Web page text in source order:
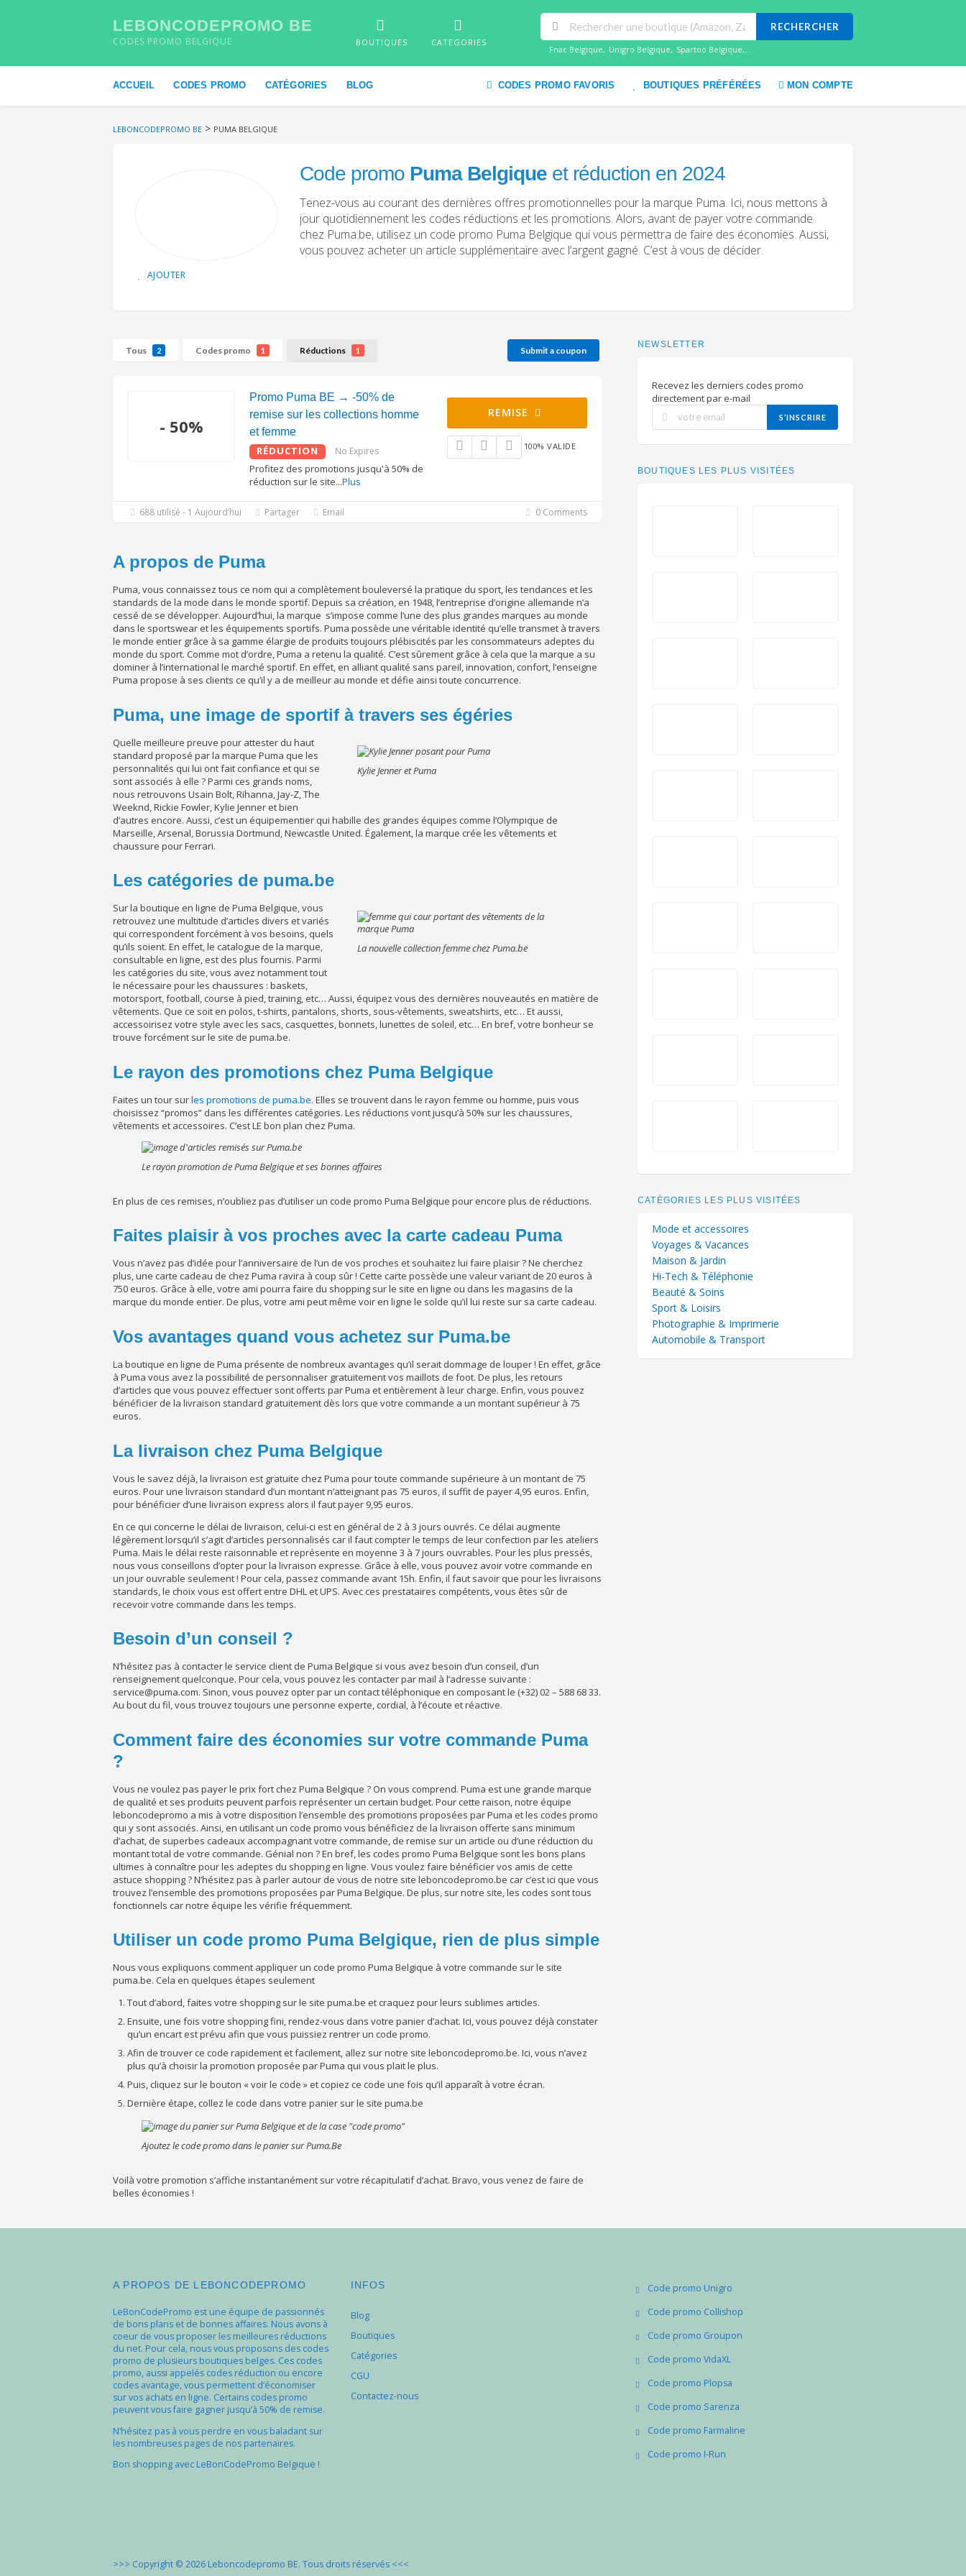
LEBONCODEPROMO BE
CODES PROMO BELGIQUE BOUTIQUES CATEGORIES
RECHERCHER
Fnac Belgique, Unigro Belgique, Spartoo Belgique,...
ACCUEIL CODES PROMO CATÉGORIES BLOG CODES PROMO FAVORIS BOUTIQUES PRÉFÉRÉES MON COMPTE
LEBONCODEPROMO BE > PUMA BELGIQUE
AJOUTER
Code promo Puma Belgique et réduction en 2024
Tenez-vous au courant des dernières offres promotionnelles pour la marque Puma. Ici, nous mettons à
jour quotidiennement les codes réductions et les promotions. Alors, avant de payer votre commande
chez Puma.be, utilisez un code promo Puma Belgique qui vous permettra de faire des économies. Aussi,
vous pouvez acheter un article supplémentaire avec l’argent gagné. C’est à vous de décider.
Tous 2 Codes promo 1 Réductions 1 Submit a coupon
- 50%
Promo Puma BE → -50% de
remise sur les collections homme
et femme
RÉDUCTION No Expires
Profitez des promotions jusqu'à 50% de
réduction sur le site...Plus
REMISE
100% VALIDE
688 utilisé - 1 Aujourd’hui Partager Email 0 Comments
A propos de Puma
Puma, vous connaissez tous ce nom qui a complètement bouleversé la pratique du sport, les tendances et les
standards de la mode dans le monde sportif. Depuis sa création, en 1948, l’entreprise d’origine allemande n’a
cessé de se développer. Aujourd’hui, la marque s’impose comme l’une des plus grandes marques au monde
dans le sportswear et les équipements sportifs. Puma possède une véritable identité qu’elle transmet à travers
le monde entier grâce à sa gamme élargie de produits toujours plébiscités par les consommateurs adeptes du
monde du sport. Comme mot d’ordre, Puma a retenu la qualité. C’est sûrement grâce à cela que la marque a su
dominer à l’international le marché sportif. En effet, en alliant qualité sans pareil, innovation, confort, l’enseigne
Puma propose à ses clients ce qu’il y a de meilleur au monde et défie ainsi toute concurrence.
Puma, une image de sportif à travers ses égéries
Kylie Jenner et Puma
Quelle meilleure preuve pour attester du haut
standard proposé par la marque Puma que les
personnalités qui lui ont fait confiance et qui se
sont associés à elle ? Parmi ces grands noms,
nous retrouvons Usain Bolt, Rihanna, Jay-Z, The
Weeknd, Rickie Fowler, Kylie Jenner et bien
d’autres encore. Aussi, c’est un équipementier qui habille des grandes équipes comme l’Olympique de
Marseille, Arsenal, Borussia Dortmund, Newcastle United. Également, la marque crée les vêtements et
chaussure pour Ferrari.
Les catégories de puma.be
La nouvelle collection femme chez Puma.be
Sur la boutique en ligne de Puma Belgique, vous
retrouvez une multitude d’articles divers et variés
qui correspondent forcément à vos besoins, quels
qu’ils soient. En effet, le catalogue de la marque,
consultable en ligne, est des plus fournis. Parmi
les catégories du site, vous avez notamment tout
le nécessaire pour les chaussures : baskets,
motorsport, football, course à pied, training, etc… Aussi, équipez vous des dernières nouveautés en matière de
vêtements. Que ce soit en polos, t-shirts, pantalons, shorts, sous-vêtements, sweatshirts, etc… Et aussi,
accessoirisez votre style avec les sacs, casquettes, bonnets, lunettes de soleil, etc… En bref, votre bonheur se
trouve forcément sur le site de puma.be.
Le rayon des promotions chez Puma Belgique
Faites un tour surles promotions de puma.be. Elles se trouvent dans le rayon femme ou homme, puis vous
choisissez “promos” dans les différentes catégories. Les réductions vont jusqu’à 50% sur les chaussures,
vêtements et accessoires. C’est LE bon plan chez Puma.
Le rayon promotion de Puma Belgique et ses bonnes affaires
En plus de ces remises, n’oubliez pas d’utiliser un code promo Puma Belgique pour encore plus de réductions.
Faites plaisir à vos proches avec la carte cadeau Puma
Vous n’avez pas d’idée pour l’anniversaire de l’un de vos proches et souhaitez lui faire plaisir ? Ne cherchez
plus, une carte cadeau de chez Puma ravira à coup sûr ! Cette carte possède une valeur variant de 20 euros à
750 euros. Grâce à elle, votre ami pourra faire du shopping sur le site en ligne ou dans les magasins de la
marque du monde entier. De plus, votre ami peut même voir en ligne le solde qu’il lui reste sur sa carte cadeau.
Vos avantages quand vous achetez sur Puma.be
La boutique en ligne de Puma présente de nombreux avantages qu’il serait dommage de louper ! En effet, grâce
à Puma vous avez la possibilité de personnaliser gratuitement vos maillots de foot. De plus, les retours
d’articles que vous pouvez effectuer sont offerts par Puma et entièrement à leur charge. Enfin, vous pouvez
bénéficier de la livraison standard gratuitement dès lors que votre commande a un montant supérieur à 75
euros.
La livraison chez Puma Belgique
Vous le savez déjà, la livraison est gratuite chez Puma pour toute commande supérieure à un montant de 75
euros. Pour une livraison standard d’un montant n’atteignant pas 75 euros, il suffit de payer 4,95 euros. Enfin,
pour bénéficier d’une livraison express alors il faut payer 9,95 euros.
En ce qui concerne le délai de livraison, celui-ci est en général de 2 à 3 jours ouvrés. Ce délai augmente
légèrement lorsqu’il s’agit d’articles personnalisés car il faut compter le temps de leur confection par les ateliers
Puma. Mais le délai reste raisonnable et représente en moyenne 3 à 7 jours ouvrables. Pour les plus pressés,
nous vous conseillons d’opter pour la livraison expresse. Grâce à elle, vous pouvez avoir votre commande en
un jour ouvrable seulement ! Pour cela, passez commande avant 15h. Enfin, il faut savoir que pour les livraisons
standards, le choix vous est offert entre DHL et UPS. Avec ces prestataires compétents, vous êtes sûr de
recevoir votre commande dans les temps.
Besoin d’un conseil ?
N’hésitez pas à contacter le service client de Puma Belgique si vous avez besoin d’un conseil, d’un
renseignement quelconque. Pour cela, vous pouvez les contacter par mail à l’adresse suivante :
service@puma.com. Sinon, vous pouvez opter par un contact téléphonique en composant le (+32) 02 – 588 68 33.
Au bout du fil, vous trouvez toujours une personne experte, cordial, à l’écoute et réactive.
Comment faire des économies sur votre commande Puma
?
Vous ne voulez pas payer le prix fort chez Puma Belgique ? On vous comprend. Puma est une grande marque
de qualité et ses produits peuvent parfois représenter un certain budget. Pour cette raison, notre équipe
leboncodepromo a mis à votre disposition l’ensemble des promotions proposées par Puma et les codes promo
qui y sont associés. Ainsi, en utilisant un code promo vous bénéficiez de la livraison offerte sans minimum
d’achat, de superbes cadeaux accompagnant votre commande, de remise sur un article ou d’une réduction du
montant total de votre commande. Génial non ? En bref, les codes promo Puma Belgique sont les bons plans
ultimes à connaître pour les adeptes du shopping en ligne. Vous voulez faire bénéficier vos amis de cette
astuce shopping ? N’hésitez pas à parler autour de vous de notre site leboncodepromo.be car c’est ici que vous
trouvez l’ensemble des promotions proposées par Puma Belgique. De plus, sur notre site, les codes sont tous
fonctionnels car notre équipe les vérifie fréquemment.
Utiliser un code promo Puma Belgique, rien de plus simple
Nous vous expliquons comment appliquer un code promo Puma Belgique à votre commande sur le site
puma.be. Cela en quelques étapes seulement
Tout d’abord, faites votre shopping sur le site puma.be et craquez pour leurs sublimes articles.
Ensuite, une fois votre shopping fini, rendez-vous dans votre panier d’achat. Ici, vous pouvez déjà constater
qu’un encart est prévu afin que vous puissiez rentrer un code promo.
Afin de trouver ce code rapidement et facilement, allez sur notre site leboncodepromo.be. Ici, vous n’avez
plus qu’à choisir la promotion proposée par Puma qui vous plait le plus.
Puis, cliquez sur le bouton « voir le code » et copiez ce code une fois qu’il apparaît à votre écran.
Dernière étape, collez le code dans votre panier sur le site puma.be
Ajoutez le code promo dans le panier sur Puma.Be
Voilà votre promotion s’affiche instantanément sur votre récapitulatif d’achat. Bravo, vous venez de faire de
belles économies !
NEWSLETTER
Recevez les derniers codes promo
directement par e-mail
S’INSCRIRE
BOUTIQUES LES PLUS VISITÉES
CATÉGORIES LES PLUS VISITÉES
Mode et accessoires
Voyages & Vacances
Maison & Jardin
Hi-Tech & Téléphonie
Beauté & Soins
Sport & Loisirs
Photographie & Imprimerie
Automobile & Transport
A PROPOS DE LEBONCODEPROMO
LeBonCodePromo est une équipe de passionnés
de bons plans et de bonnes affaires. Nous avons à
coeur de vous proposer les meilleures réductions
du net. Pour cela, nous vous proposons des codes
promo de plusieurs boutiques belges. Ces codes
promo, aussi appelés codes réduction ou encore
codes avantage, vous permettent d’économiser
sur vos achats en ligne. Certains codes promo
peuvent vous faire gagner jusqu’à 50% de remise.
N’hésitez pas à vous perdre en vous baladant sur
les nombreuses pages de nos partenaires.
Bon shopping avec LeBonCodePromo Belgique !
INFOS
Blog
Boutiques
Catégories
CGU
Contactez-nous
Code promo Unigro
Code promo Collishop
Code promo Groupon
Code promo VidaXL
Code promo Plopsa
Code promo Sarenza
Code promo Farmaline
Code promo I-Run
>>> Copyright © 2026 Leboncodepromo BE. Tous droits réservés <<<